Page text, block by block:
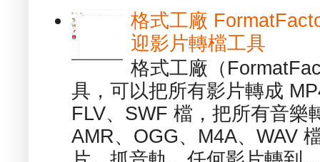
格式工廠
迎影片轉檔工具
格式工廠（
具，可以把所有影片轉成
FLV、SWF 檔，把所有音樂
AMR、OGG、M4A、WAV